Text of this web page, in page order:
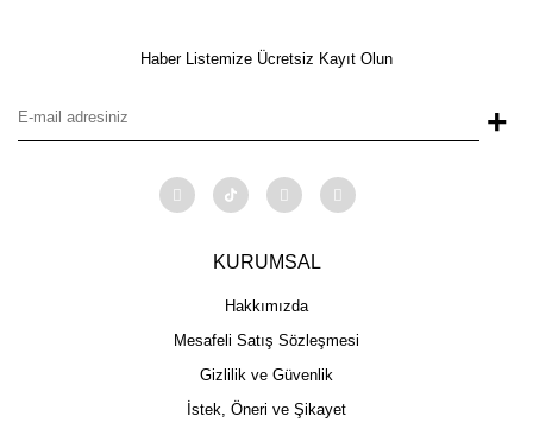
Haber Listemize Ücretsiz Kayıt Olun
+
KURUMSAL
Hakkımızda
Mesafeli Satış Sözleşmesi
Gizlilik ve Güvenlik
İstek, Öneri ve Şikayet